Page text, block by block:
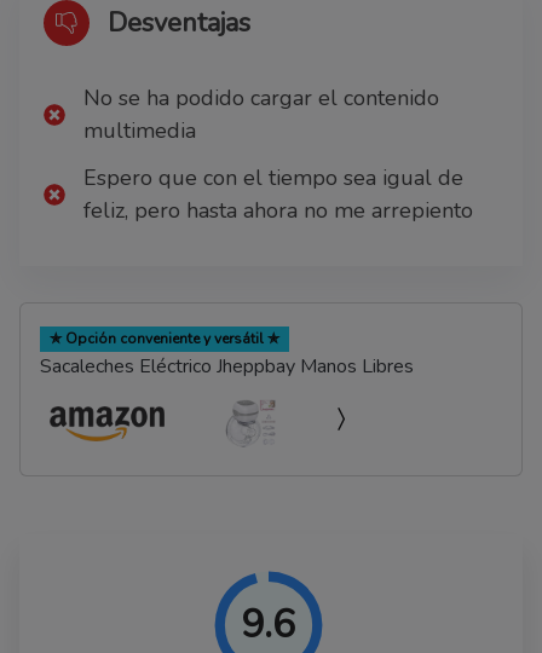
Desventajas
No se ha podido cargar el contenido
multimedia
Espero que con el tiempo sea igual de
feliz, pero hasta ahora no me arrepiento
✯ Opción conveniente y versátil ✯
Sacaleches Eléctrico Jheppbay Manos Libres
9.6